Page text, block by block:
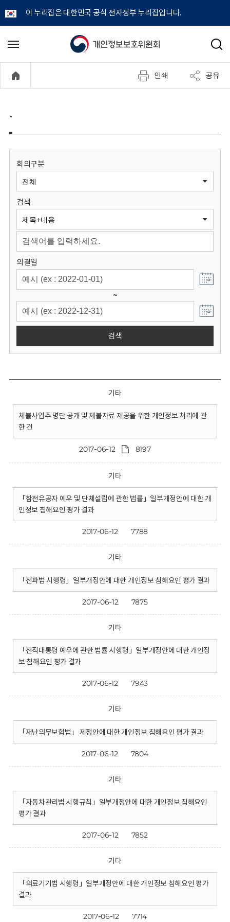
이 누리집은 대한민국 공식 전자정부 누리집입니다.
개
정
보
원
회
메
기
검
인쇄 공유
-
회의구분
검색
의결일
~
검색
기타
체불사업주 명단 공개 및 체불자료 제공을 위한 개인정보 처리에 관
한 건
2017-06-12 8197
기타
「참전유공자 예우 및 단체설립에 관한 법률」일부개정안에 대한 개
인정보 침해요인 평가 결과
2017-06-12 7788
기타
「전파법 시행령」일부개정안에 대한 개인정보 침해요인 평가 결과
2017-06-12 7875
기타
「전직대통령 예우에 관한 법률 시행령」일부개정안에 대한 개인정
보 침해요인 평가 결과
2017-06-12 7943
기타
「재난의무보험법」 제정안에 대한 개인정보 침해요인 평가 결과
2017-06-12 7804
기타
「자동차관리법 시행규칙」일부개정안에 대한 개인정보 침해요인
평가 결과
2017-06-12 7852
기타
「의료기기법 시행령」일부개정안에 대한 개인정보 침해요인 평가
결과
2017-06-12 7714